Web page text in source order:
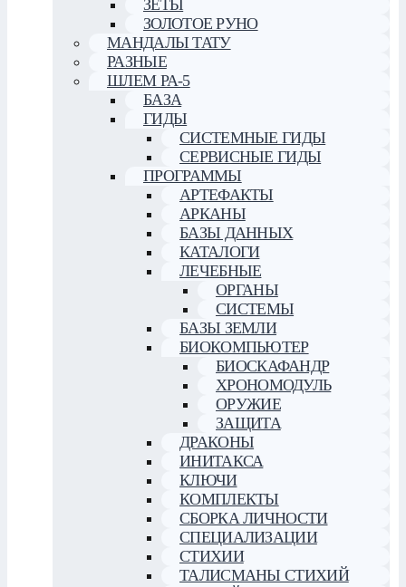
ЗЕТЫ
ЗОЛОТОЕ РУНО
МАНДАЛЫ ТАТУ
РАЗНЫЕ
ШЛЕМ РА-5
БАЗА
ГИДЫ
СИСТЕМНЫЕ ГИДЫ
СЕРВИСНЫЕ ГИДЫ
ПРОГРАММЫ
АРТЕФАКТЫ
АРКАНЫ
БАЗЫ ДАННЫХ
КАТАЛОГИ
ЛЕЧЕБНЫЕ
ОРГАНЫ
СИСТЕМЫ
БАЗЫ ЗЕМЛИ
БИОКОМПЬЮТЕР
БИОСКАФАНДР
ХРОНОМОДУЛЬ
ОРУЖИЕ
ЗАЩИТА
ДРАКОНЫ
ИНИТАКСА
КЛЮЧИ
КОМПЛЕКТЫ
СБОРКА ЛИЧНОСТИ
СПЕЦИАЛИЗАЦИИ
СТИХИИ
ТАЛИСМАНЫ СТИХИЙ